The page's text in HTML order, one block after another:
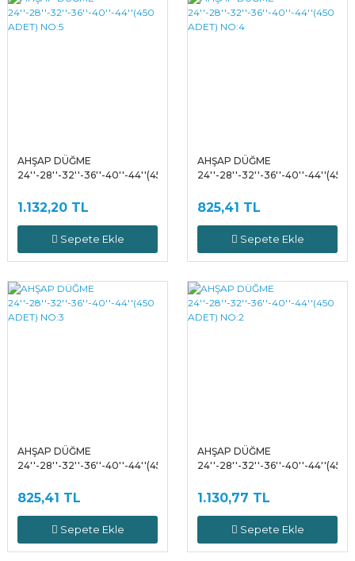
AHŞAP DÜĞME
24''-28''-32''-36''-40''-44''(450
1.132,20 TL
Sepete Ekle
AHŞAP DÜĞME
24''-28''-32''-36''-40''-44''(450
825,41 TL
Sepete Ekle
AHŞAP DÜĞME
24''-28''-32''-36''-40''-44''(450
825,41 TL
Sepete Ekle
AHŞAP DÜĞME
24''-28''-32''-36''-40''-44''(450
1.130,77 TL
Sepete Ekle